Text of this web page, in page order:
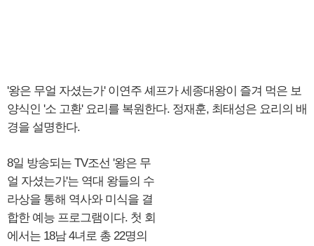
'왕은 무얼 자셨는가' 이연주 셰프가 세종대왕이 즐겨 먹은 보
양식인 '소 고환' 요리를 복원한다. 정재훈, 최태성은 요리의 배
경을 설명한다.
8일 방송되는 TV조선 '왕은 무
얼 자셨는가'는 역대 왕들의 수
라상을 통해 역사와 미식을 결
합한 예능 프로그램이다. 첫 회
에서는 18남 4녀로 총 22명의